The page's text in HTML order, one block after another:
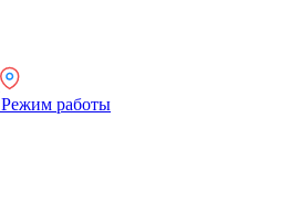
Режим работы